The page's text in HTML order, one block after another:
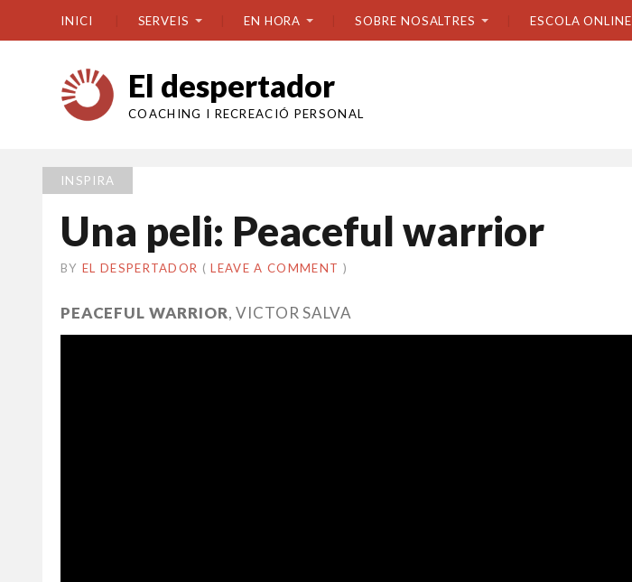
INICI SERVEIS EN HORA SOBRE NOSALTRES ESCOLA ONLINE
El despertador
COACHING I RECREACIÓ PERSONAL
INSPIRA
Una peli: Peaceful warrior
BY EL DESPERTADOR ON
14
2014
•(LEAVE A COMMENT )
PEACEFUL WARRIOR, VICTOR SALVA